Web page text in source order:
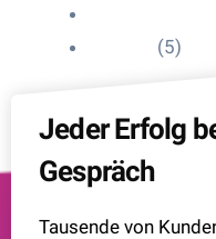
(5)
Jeder Erfolg
Gespräch
Tausende von